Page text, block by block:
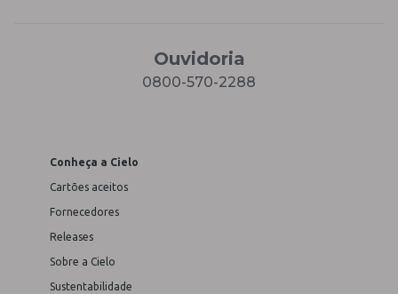
Ouvidoria
0800-570-2288
Conheça a Cielo
Cartões aceitos
Fornecedores
Releases
Sobre a Cielo
Sustentabilidade